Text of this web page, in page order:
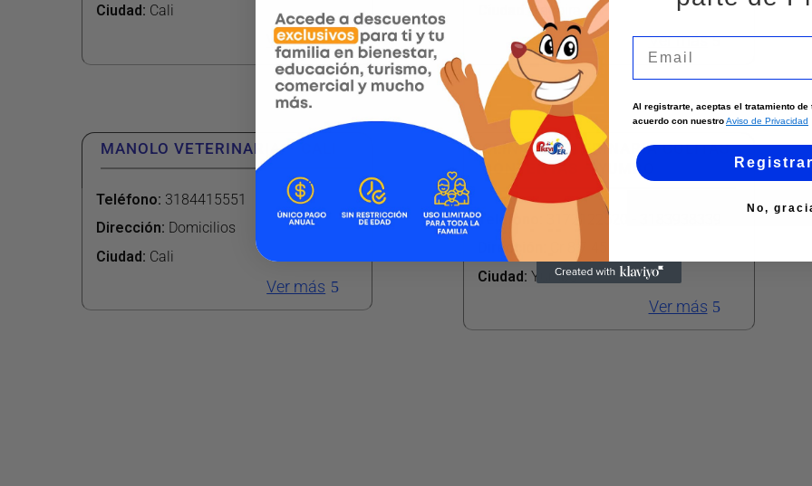
Ciudad: Cali
Ver más
Ciudad:Palmira
Ver más
MANOLO VETERINARIA – CALI
Teléfono: 3184415551
Dirección: Domicilios
Ciudad: Cali
Ver más
CLINICA VETERINARIA COLITAS
CONTENTAS – YUMBO
Teléfono
3172122520 - 3183938339
Dirección
Cr 8 7 45
Ciudad:Yumbo
Ver más
Al registrarte, aceptas el tratamiento
acuerdo con nuestroAviso de Privacidad
No,